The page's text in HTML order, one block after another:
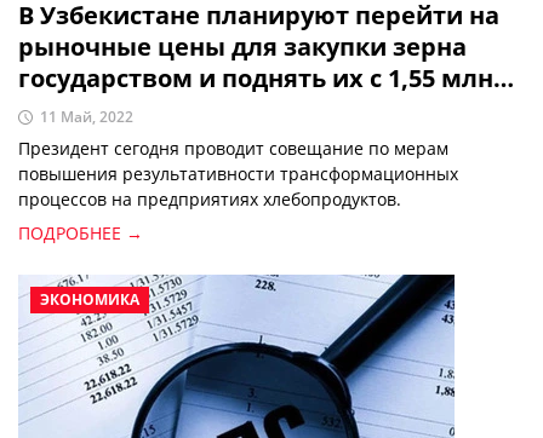
В Узбекистане планируют перейти на
рыночные цены для закупки зерна
государством и поднять их с 1,55 млн
до 3 млн сумов
11 Май, 2022
Президент сегодня проводит совещание по мерам
повышения результативности трансформационных
процессов на предприятиях хлебопродуктов.
ПОДРОБНЕЕ →
ЭКОНОМИКА